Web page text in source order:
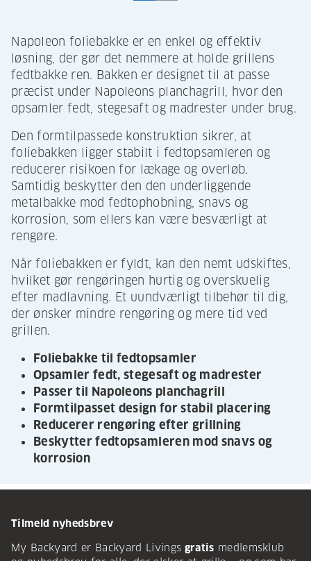
Napoleon foliebakke er en enkel og effektiv
løsning, der gør det nemmere at holde grillens
fedtbakke ren. Bakken er designet til at passe
præcist under Napoleons planchagrill, hvor den
opsamler fedt, stegesaft og madrester under brug.
Den formtilpassede konstruktion sikrer, at
foliebakken ligger stabilt i fedtopsamleren og
reducerer risikoen for lækage og overløb.
Samtidig beskytter den den underliggende
metalbakke mod fedtophobning, snavs og
korrosion, som ellers kan være besværligt at
rengøre.
Når foliebakken er fyldt, kan den nemt udskiftes,
hvilket gør rengøringen hurtig og overskuelig
efter madlavning. Et uundværligt tilbehør til dig,
der ønsker mindre rengøring og mere tid ved
grillen.
Foliebakke til fedtopsamler
Opsamler fedt, stegesaft og madrester
Passer til Napoleons planchagrill
Formtilpasset design for stabil placering
Reducerer rengøring efter grillning
Beskytter fedtopsamleren mod snavs og
korrosion
Tilmeld nyhedsbrev
My Backyard er Backyard Livings gratis medlemsklub